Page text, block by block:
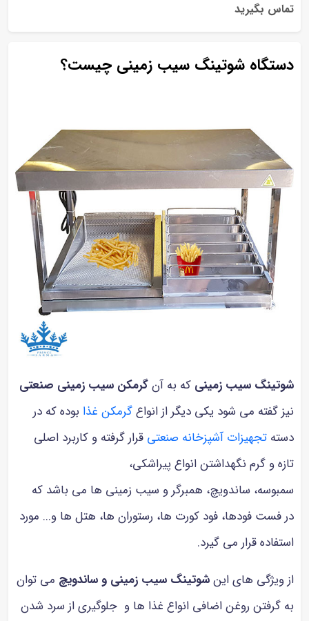
تماس بگیرید
دستگاه شوتینگ سیب زمینی چیست؟
شوتینگ سیب زمینی که به آنگرمکن سیب زمینی صنعتی
نیز گفته می شود یکی دیگر از انواعگرمکن غذا بوده که در
دسته تجهیزات آشپزخانه صنعتی قرار گرفته و کاربرد اصلی
تازه و گرم نگهداشتن انواع پیراشکی،
سمبوسه، ساندویچ، همبرگر و سیب زمینی ها می باشد که
در فست فودها، فود کورت ها، رستوران ها، هتل ها و... مورد
استفاده قرار می گیرد.
از ویژگی های اینشوتینگ سیب زمینی و ساندویچ می توان
به گرفتن روغن اضافی انواع غذا ها و جلوگیری از سرد شدن